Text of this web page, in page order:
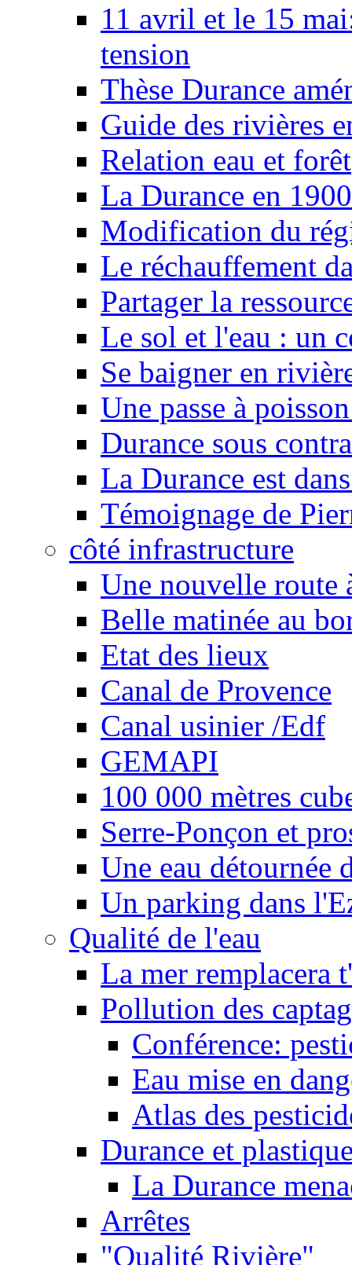
11 avril et le 15
tension
Thèse Durance
Guide des rivières
Relation eau et forêt
La Durance en 1900
Modification du
Le réchauffement
Partager la
Le sol et l'eau : un
Se baigner en
Une passe à
Durance sous
La Durance est
Témoignage de
côté infrastructure
Une nouvelle route
Belle matinée au
Etat des lieux
Canal de Provence
Canal usinier /Edf
GEMAPI
100 000 mètres
Serre-Ponçon et
Une eau détournée
Un parking dans
Qualité de l'eau
La mer remplacera
Pollution des
Conférence:
Eau mise en
Atlas des
Durance et
La Durance
Arrêtes
"Qualité Rivière"